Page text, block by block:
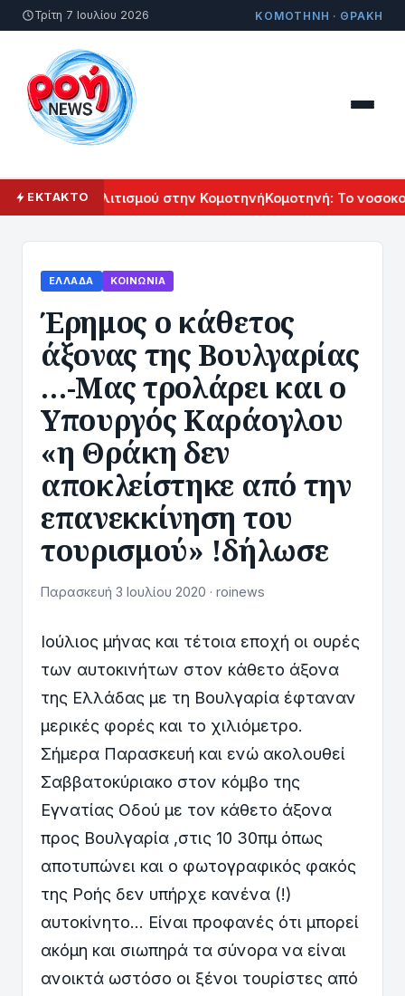
Τρίτη 7 Ιουλίου 2026 ΚΟΜΟΤΗΝΗ · ΘΡΑΚΗ
ΕΚΤΑΚΤΟΠολιτισμού στην ΚομοτηνήΚομοτηνή: Το
ΕΛΛΆΔΑ ΚΟΙΝΩΝΊΑ
Έρημος ο κάθετος
άξονας της Βουλγαρίας
…-Μας τρολάρει και ο
Υπουργός Καράογλου
«η Θράκη δεν
αποκλείστηκε από την
επανεκκίνηση του
τουρισμού» !δήλωσε
Παρασκευή 3 Ιουλίου 2020 · roinews
Ιούλιος μήνας και τέτοια εποχή οι ουρές
των αυτοκινήτων στον κάθετο άξονα
της Ελλάδας με τη Βουλγαρία έφταναν
μερικές φορές και το χιλιόμετρο.
Σήμερα Παρασκευή και ενώ ακολουθεί
Σαββατοκύριακο στον κόμβο της
Εγνατίας Οδού με τον κάθετο άξονα
προς Βουλγαρία ,στις 10 30πμ όπως
αποτυπώνει και ο φωτογραφικός φακός
της Ροής δεν υπήρχε κανένα (!)
αυτοκίνητο… Είναι προφανές ότι μπορεί
ακόμη και σιωπηρά τα σύνορα να είναι
ανοικτά ωστόσο οι ξένοι τουρίστες από